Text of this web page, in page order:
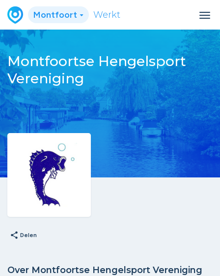
Montfoort Werkt
Montfoortse Hengelsport
Vereniging
share Delen
Over Montfoortse Hengelsport Vereniging